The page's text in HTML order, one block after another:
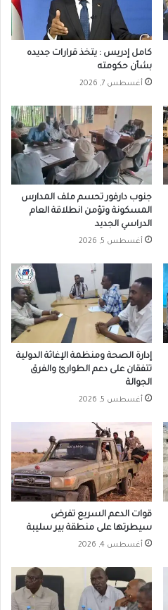
كامل إدريس : يتخذ قرارات جديده
بشأن حكومته
أغسطس 7, 2026
جنوب دارفور تحسم ملف المدارس
المسكونة وتؤمن انطلاقة العام
الدراسي الجديد
أغسطس 5, 2026
إدارة الصحة ومنظمة الإغاثة الدولية
تتفقان على دعم الطوارئ والفرق
الجوالة
أغسطس 5, 2026
قوات الدعم السريع تفرض
سيطرتها على منطقة بير سليبة
أغسطس 4, 2026